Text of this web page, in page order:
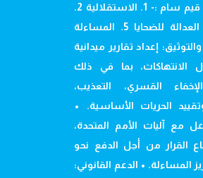
من التوثيق إلى العدالة قيم سام :- 1. الاستقلالية 2.
المهنية 3. النزاهة 4. العدالة للضحايا 5. المساءلة
إعداد تقارير ميدانية
الانتهاكات، بما في ذلك
القسري، التعذيب،
الحريات الأساسية. •
مع آليات الأمم المتحدة،
القرار من أجل الدفع نحو
المساءلة. • الدعم القانوني: